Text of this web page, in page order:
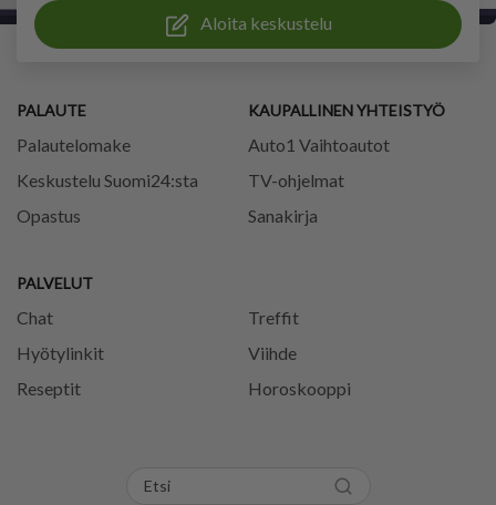
Aloita keskustelu
PALAUTE
Palautelomake
Keskustelu Suomi24:sta
Opastus
PALVELUT
Chat
Treffit
Hyötylinkit
Viihde
Reseptit
Horoskooppi
KAUPALLINEN YHTEISTYÖ
Auto1 Vaihtoautot
TV-ohjelmat
Sanakirja